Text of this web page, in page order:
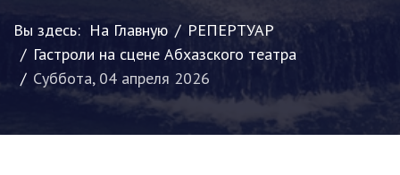
Вы здесь: На Главную
РЕПЕРТУАР
Гастроли на сцене Абхазского театра
Суббота, 04 апреля 2026